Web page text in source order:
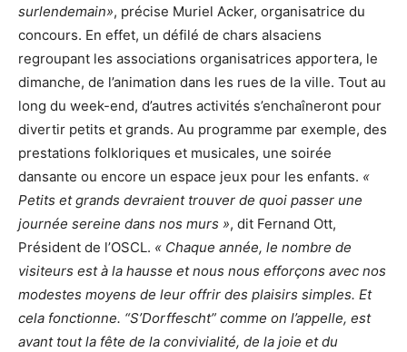
surlendemain», précise Muriel Acker, organisatrice du
concours. En effet, un défilé de chars alsaciens
regroupant les associations organisatrices apportera, le
dimanche, de l’animation dans les rues de la ville. Tout au
long du week-end, d’autres activités s’enchaîneront pour
divertir petits et grands. Au programme par exemple, des
prestations folkloriques et musicales, une soirée
dansante ou encore un espace jeux pour les enfants. «
Petits et grands devraient trouver de quoi passer une
journée sereine dans nos murs », dit Fernand Ott,
Président de l’OSCL. « Chaque année, le nombre de
visiteurs est à la hausse et nous nous efforçons avec nos
modestes moyens de leur offrir des plaisirs simples. Et
cela fonctionne. “S’Dorffescht” comme on l’appelle, est
avant tout la fête de la convivialité, de la joie et du